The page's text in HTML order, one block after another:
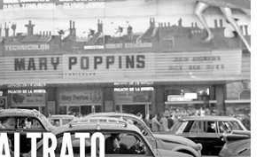
PROTAGONISTAS
+ CINE X FAVOR
VARIOS